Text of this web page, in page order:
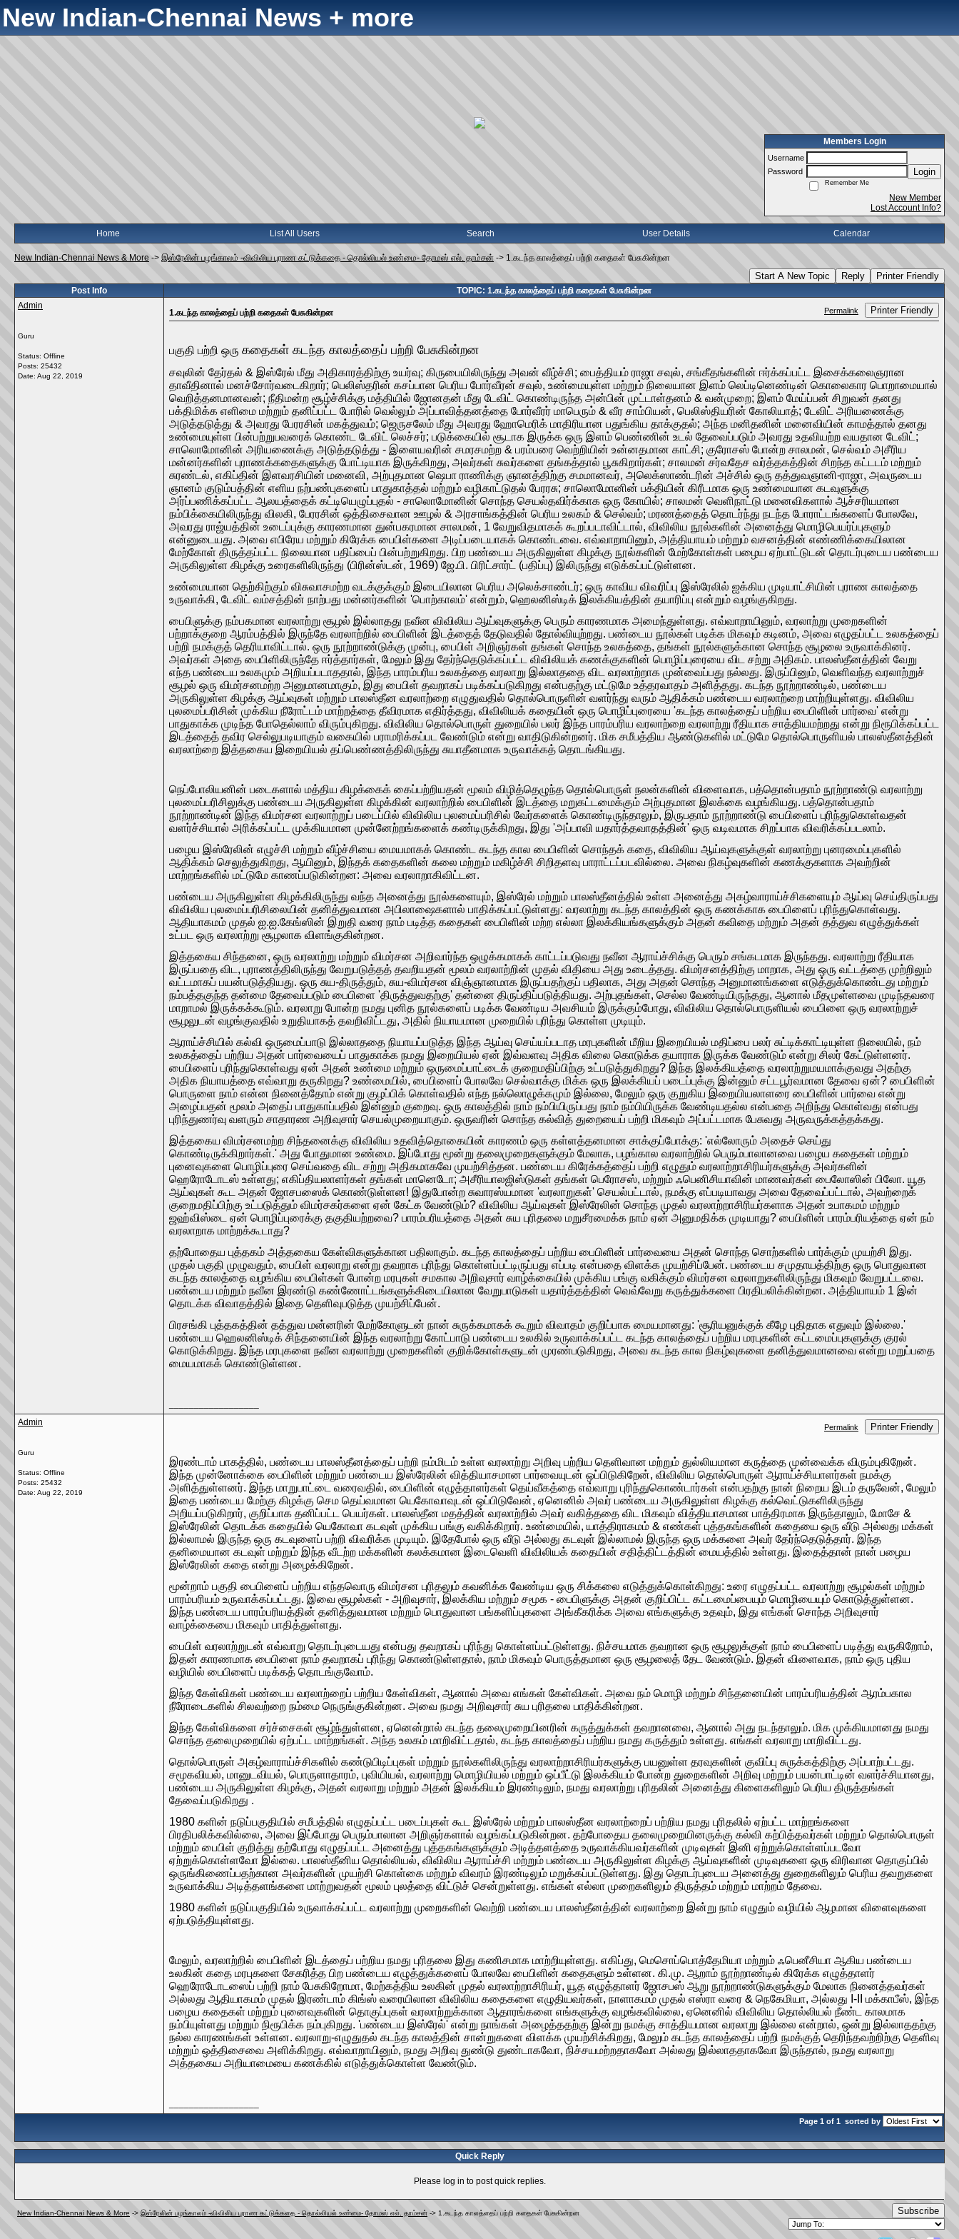
New Indian-Chennai News + more
Members Login
Username
Password
Login
Remember Me
New Member
Lost Account Info?
Home List All Users Search User Details Calendar
New Indian-Chennai News & More -> இஸ்ரேலின் பழங்காலம் -விவிலிய புராண கட்டுக்கதை - தொல்லியல் உண்மை- தோமஸ் எல். தாம்சன் -> 1.கடந்த காலத்தைப் பற்றி கதைகள் பேசுகின்றன
Start A New Topic Reply Printer Friendly
Post Info
TOPIC: 1.கடந்த காலத்தைப் பற்றி கதைகள் பேசுகின்றன
Admin
Guru
Status: Offline
Posts: 25432
Date: Aug 22, 2019
1.கடந்த காலத்தைப் பற்றி கதைகள் பேசுகின்றன Permalink Printer Friendly
பகுதி பற்றி ஒரு கதைகள் கடந்த காலத்தைப் பற்றி பேசுகின்றன
சவுலின் தேர்தல் & இஸ்ரேல் மீது அதிகாரத்திற்கு உயர்வு; கிருபையிலிருந்து அவன் வீழ்ச்சி; பைத்தியம் ராஜா சவுல், சங்கீதங்களின் ஈர்க்கப்பட்ட இசைக்கலைஞரான
தாவீதினால் மனச்சோர்வடைகிறார்; பெலிஸ்தரின் கசப்பான பெரிய போர்வீரன் சவுல், உண்மையுள்ள மற்றும் நிலையான இளம் லெப்டினெண்டின் கொலைகார பொறாமையால்
வெறித்தனமானவன்; நீதிமன்ற சூழ்ச்சிக்கு மத்தியில் ஜோனதன் மீது டேவிட் கொண்டிருந்த அன்பின் முட்டாள்தனம் & வன்முறை; இளம் மேய்ப்பன் சிறுவன் தனது
பக்திமிக்க எளிமை மற்றும் தனிப்பட்ட போரில் வெல்லும் அப்பாவித்தனத்தை போர்வீரர் மாபெரும் & வீர சாம்பியன், பெலிஸ்தியரின் கோலியாத்; டேவிட் அரியணைக்கு
அடுத்தடுத்து & அவரது பேரரசின் மகத்துவம்; ஜெருசலேம் மீது அவரது ஹோமெரிக் மாதிரியான பதுங்கிய தாக்குதல்; அந்த மனிதனின் மனைவியின் காமத்தால் தனது
உண்மையுள்ள பின்பற்றுபவரைக் கொண்ட டேவிட் லெச்சர்; படுக்கையில் சூடாக இருக்க ஒரு இளம் பெண்ணின் உடல் தேவைப்படும் அவரது உதவியற்ற வயதான டேவிட்;
சாலொமோனின் அரியணைக்கு அடுத்தடுத்து - இளையவரின் சமரசமற்ற & பரம்பரை வெற்றியின் உன்னதமான காட்சி; குரோசஸ் போன்ற சாலமன், செல்வம் அசீரிய
மன்னர்களின் புராணக்கதைகளுக்கு போட்டியாக இருக்கிறது, அவர்கள் சுவர்களை தங்கத்தால் பூசுகிறார்கள்; சாலமன் சர்வதேச வர்த்தகத்தின் சிறந்த கட்டடம் மற்றும்
சுரண்டல், எகிப்தின் இளவரசியின் மனைவி, அற்புதமான ஷெபா ராணிக்கு ஞானத்திற்கு சமமானவர், அலெக்ஸாண்டரின் அச்சில் ஒரு தத்துவஞானி-ராஜா, அவருடைய
ஞானம் குடும்பத்தின் எளிய நற்பண்புகளைப் பாதுகாத்தல் மற்றும் வழிகாட்டுதல் பேரரசு; சாலொமோனின் பக்தியின் கிரீடமாக ஒரு உண்மையான கடவுளுக்கு
அர்ப்பணிக்கப்பட்ட ஆலயத்தைக் கட்டியெழுப்புதல் - சாலொமோனின் சொந்த செயல்தவிர்க்காக ஒரு கோயில்; சாலமன் வெளிநாட்டு மனைவிகளால் ஆச்சரியமான
நம்பிக்கையிலிருந்து விலகி, பேரரசின் ஒத்திசைவான ஊழல் & அரசாங்கத்தின் பெரிய உலகம் & செல்வம்; மரணத்தைத் தொடர்ந்து நடந்த போராட்டங்களைப் போலவே,
அவரது ராஜ்யத்தின் உடைப்புக்கு காரணமான துன்பகரமான சாலமன், 1 வேறுவிதமாகக் கூறப்படாவிட்டால், விவிலிய நூல்களின் அனைத்து மொழிபெயர்ப்புகளும்
என்னுடையது. அவை எபிரேய மற்றும் கிரேக்க பைபிள்களை அடிப்படையாகக் கொண்டவை. எவ்வாறாயினும், அத்தியாயம் மற்றும் வசனத்தின் எண்ணிக்கையிலான
மேற்கோள் திருத்தப்பட்ட நிலையான பதிப்பைப் பின்பற்றுகிறது. பிற பண்டைய அருகிலுள்ள கிழக்கு நூல்களின் மேற்கோள்கள் பழைய ஏற்பாட்டுடன் தொடர்புடைய பண்டைய
அருகிலுள்ள கிழக்கு உரைகளிலிருந்து (பிரின்ஸ்டன், 1969) ஜே.பி. பிரிட்சார்ட் (பதிப்பு) இலிருந்து எடுக்கப்பட்டுள்ளன.
உண்மையான தெற்கிற்கும் விசுவாசமற்ற வடக்குக்கும் இடையிலான பெரிய அலெக்சாண்டர்; ஒரு காவிய விவரிப்பு இஸ்ரேலில் ஐக்கிய முடியாட்சியின் புராண காலத்தை
உருவாக்கி, டேவிட் வம்சத்தின் நாற்பது மன்னர்களின் 'பொற்காலம்' என்றும், ஹெலனிஸ்டிக் இலக்கியத்தின் தயாரிப்பு என்றும் வழங்குகிறது.
பைபிளுக்கு நம்பகமான வரலாற்று சூழல் இல்லாதது நவீன விவிலிய ஆய்வுகளுக்கு பெரும் காரணமாக அமைந்துள்ளது. எவ்வாறாயினும், வரலாற்று முறைகளின்
பற்றாக்குறை ஆரம்பத்தில் இருந்தே வரலாற்றில் பைபிளின் இடத்தைத் தேடுவதில் தோல்வியுற்றது. பண்டைய நூல்கள் படிக்க மிகவும் கடினம், அவை எழுதப்பட்ட உலகத்தைப்
பற்றி நமக்குத் தெரியாவிட்டால். ஒரு நூற்றாண்டுக்கு முன்பு, பைபிள் அறிஞர்கள் தங்கள் சொந்த உலகத்தை, தங்கள் நூல்களுக்கான சொந்த சூழலை உருவாக்கினர்.
அவர்கள் அதை பைபிளிலிருந்தே ஈர்த்தார்கள், மேலும் இது தேர்ந்தெடுக்கப்பட்ட விவிலியக் கணக்குகளின் பொழிப்புரையை விட சற்று அதிகம். பாலஸ்தீனத்தின் வேறு
எந்த பண்டைய உலகமும் அறியப்படாததால், இந்த பாரம்பரிய உலகத்தை வரலாறு இல்லாததை விட வரலாற்றாக முன்வைப்பது நல்லது. இருப்பினும், வெளிவந்த வரலாற்றுச்
சூழல் ஒரு விமர்சனமற்ற அனுமானமாகும், இது பைபிள் தவறாகப் படிக்கப்படுகிறது என்பதற்கு மட்டுமே உத்தரவாதம் அளித்தது. கடந்த நூற்றாண்டில், பண்டைய
அருகிலுள்ள கிழக்கு ஆய்வுகள் மற்றும் பாலஸ்தீன வரலாற்றை எழுதுவதில் தொல்பொருளின் வளர்ந்து வரும் ஆதிக்கம் பண்டைய வரலாற்றை மாற்றியுள்ளது. விவிலிய
புலமைப்பரிசின் முக்கிய நீரோட்டம் மாற்றத்தை தீவிரமாக எதிர்த்தது, விவிலியக் கதையின் ஒரு பொழிப்புரையை 'கடந்த காலத்தைப் பற்றிய பைபிளின் பார்வை' என்று
பாதுகாக்க முடிந்த போதெல்லாம் விரும்புகிறது. விவிலிய தொல்பொருள் துறையில் பலர் இந்த பாரம்பரிய வரலாற்றை வரலாற்று ரீதியாக சாத்தியமற்றது என்று நிரூபிக்கப்பட்ட
இடத்தைத் தவிர செல்லுபடியாகும் வகையில் பராமரிக்கப்பட வேண்டும் என்று வாதிடுகின்றனர். மிக சமீபத்திய ஆண்டுகளில் மட்டுமே தொல்பொருளியல் பாலஸ்தீனத்தின்
வரலாற்றை இத்தகைய இறையியல் தப்பெண்ணத்திலிருந்து சுயாதீனமாக உருவாக்கத் தொடங்கியது.
நெப்போலியனின் படைகளால் மத்திய கிழக்கைக் கைப்பற்றியதன் மூலம் விழித்தெழுந்த தொல்பொருள் நலன்களின் விளைவாக, பத்தொன்பதாம் நூற்றாண்டு வரலாற்று
புலமைப்பரிசிலுக்கு பண்டைய அருகிலுள்ள கிழக்கின் வரலாற்றில் பைபிளின் இடத்தை மறுகட்டமைக்கும் அற்புதமான இலக்கை வழங்கியது. பத்தொன்பதாம்
நூற்றாண்டின் இந்த விமர்சன வரலாற்றுப் படைப்பில் விவிலிய புலமைப்பரிசில் வேர்களைக் கொண்டிருந்தாலும், இருபதாம் நூற்றாண்டு பைபிளைப் புரிந்துகொள்வதன்
வளர்ச்சியால் அரிக்கப்பட்ட முக்கியமான முன்னேற்றங்களைக் கண்டிருக்கிறது, இது 'அப்பாவி யதார்த்தவாதத்தின்' ஒரு வடிவமாக சிறப்பாக விவரிக்கப்படலாம்.
பழைய இஸ்ரேலின் எழுச்சி மற்றும் வீழ்ச்சியை மையமாகக் கொண்ட கடந்த கால பைபிளின் சொந்தக் கதை, விவிலிய ஆய்வுகளுக்குள் வரலாற்று புனரமைப்புகளில்
ஆதிக்கம் செலுத்துகிறது, ஆயினும், இந்தக் கதைகளின் கலை மற்றும் மகிழ்ச்சி சிறிதளவு பாராட்டப்படவில்லை. அவை நிகழ்வுகளின் கணக்குகளாக அவற்றின்
மாற்றங்களில் மட்டுமே காணப்படுகின்றன: அவை வரலாறாகிவிட்டன.
பண்டைய அருகிலுள்ள கிழக்கிலிருந்து வந்த அனைத்து நூல்களையும், இஸ்ரேல் மற்றும் பாலஸ்தீனத்தில் உள்ள அனைத்து அகழ்வாராய்ச்சிகளையும் ஆய்வு செய்திருப்பது
விவிலிய புலமைப்பரிசிலையின் தனித்துவமான அபிலாஷைகளால் பாதிக்கப்பட்டுள்ளது: வரலாற்று கடந்த காலத்தின் ஒரு கணக்காக பைபிளைப் புரிந்துகொள்வது.
ஆதியாகமம் முதல் ஐ.ஐ.கேங்ஸின் இறுதி வரை நாம் படித்த கதைகள் பைபிளின் மற்ற எல்லா இலக்கியங்களுக்கும் அதன் கவிதை மற்றும் அதன் தத்துவ எழுத்துக்கள்
உட்பட ஒரு வரலாற்று சூழலாக விளங்குகின்றன.
இத்தகைய சிந்தனை, ஒரு வரலாற்று மற்றும் விமர்சன அறிவார்ந்த ஒழுக்கமாகக் காட்டப்படுவது நவீன ஆராய்ச்சிக்கு பெரும் சங்கடமாக இருந்தது. வரலாற்று ரீதியாக
இருப்பதை விட, புராணத்திலிருந்து வேறுபடுத்தத் தவறியதன் மூலம் வரலாற்றின் முதல் விதியை அது உடைத்தது. விமர்சனத்திற்கு மாறாக, அது ஒரு வட்டத்தை முற்றிலும்
வட்டமாகப் பயன்படுத்தியது. ஒரு சுய-திருத்தும், சுய-விமர்சன விஞ்ஞானமாக இருப்பதற்குப் பதிலாக, அது அதன் சொந்த அனுமானங்களை எடுத்துக்கொண்டது மற்றும்
நம்பத்தகுந்த தன்மை தேவைப்படும் பைபிளை 'திருத்துவதற்கு' தன்னை திருப்திப்படுத்தியது. அற்புதங்கள், செல்ல வேண்டியிருந்தது, ஆனால் மீதமுள்ளவை முடிந்தவரை
மாறாமல் இருக்கக்கூடும். வரலாறு போன்ற நமது புனித நூல்களைப் படிக்க வேண்டிய அவசியம் இருக்கும்போது, ​​விவிலிய தொல்பொருளியல் பைபிளை ஒரு வரலாற்றுச்
சூழலுடன் வழங்குவதில் உறுதியாகத் தவறிவிட்டது, அதில் நியாயமான முறையில் புரிந்து கொள்ள முடியும்.
ஆராய்ச்சியில் கல்வி ஒருமைப்பாடு இல்லாததை நியாயப்படுத்த இந்த ஆய்வு செய்யப்படாத மரபுகளின் மீறிய இறையியல் மதிப்பை பலர் சுட்டிக்காட்டியுள்ள நிலையில், நம்
உலகத்தைப் பற்றிய அதன் பார்வையைப் பாதுகாக்க நமது இறையியல் ஏன் இவ்வளவு அதிக விலை கொடுக்க தயாராக இருக்க வேண்டும் என்று சிலர் கேட்டுள்ளனர்.
பைபிளைப் புரிந்துகொள்வது ஏன் அதன் உண்மை மற்றும் ஒருமைப்பாட்டைக் குறைமதிப்பிற்கு உட்படுத்துகிறது? இந்த இலக்கியத்தை வரலாற்றுமயமாக்குவது அதற்கு
அதிக நியாயத்தை எவ்வாறு தருகிறது? உண்மையில், பைபிளைப் போலவே செல்வாக்கு மிக்க ஒரு இலக்கியப் படைப்புக்கு இன்னும் சட்டபூர்வமான தேவை ஏன்? பைபிளின்
பொருளை நாம் என்ன நினைத்தோம் என்று குழப்பிக் கொள்வதில் எந்த நல்லொழுக்கமும் இல்லை, மேலும் ஒரு குறுகிய இறையியலாளரை பைபிளின் பார்வை என்று
அழைப்பதன் மூலம் அதைப் பாதுகாப்பதில் இன்னும் குறைவு. ஒரு காலத்தில் நாம் நம்பியிருப்பது நாம் நம்பியிருக்க வேண்டியதல்ல என்பதை அறிந்து கொள்வது என்பது
புரிந்துணர்வு வளரும் சாதாரண அறிவுசார் செயல்முறையாகும். ஒருவரின் சொந்த கல்வித் துறையைப் பற்றி மிகவும் அப்பட்டமாக பேசுவது அருவருக்கத்தக்கது.
இத்தகைய விமர்சனமற்ற சிந்தனைக்கு விவிலிய உதவித்தொகையின் காரணம் ஒரு கள்ளத்தனமான சாக்குப்போக்கு: 'எல்லோரும் அதைச் செய்து
கொண்டிருக்கிறார்கள்.' அது போதுமான உண்மை. இப்போது மூன்று தலைமுறைகளுக்கும் மேலாக, பழங்கால வரலாற்றில் பெரும்பாலானவை பழைய கதைகள் மற்றும்
புனைவுகளை பொழிப்புரை செய்வதை விட சற்று அதிகமாகவே முயற்சித்தன. பண்டைய கிரேக்கத்தைப் பற்றி எழுதும் வரலாற்றாசிரியர்களுக்கு அவர்களின்
ஹெரோடோடஸ் உள்ளது; எகிப்தியலாளர்கள் தங்கள் மானெடோ; அசீரியாலஜிஸ்டுகள் தங்கள் பெரோசஸ், மற்றும் ஃபெனிசியாவின் மாணவர்கள் பைலோஸின் பிலோ. யூத
ஆய்வுகள் கூட அதன் ஜோசபஸைக் கொண்டுள்ளன! இதுபோன்ற சுவாரஸ்யமான 'வரலாறுகள்' செயல்பட்டால், நமக்கு எப்படியாவது அவை தேவைப்பட்டால், அவற்றைக்
குறைமதிப்பிற்கு உட்படுத்தும் விமர்சகர்களை ஏன் கேட்க வேண்டும்? விவிலிய ஆய்வுகள் இஸ்ரேலின் சொந்த முதல் வரலாற்றாசிரியர்களாக அதன் உபாகமம் மற்றும்
ஜஹ்விஸ்டை ஏன் பொழிப்புரைக்கு தகுதியற்றவை? பாரம்பரியத்தை அதன் சுய புரிதலை மறுசீரமைக்க நாம் ஏன் அனுமதிக்க முடியாது? பைபிளின் பாரம்பரியத்தை ஏன் நம்
வரலாறாக மாற்றக்கூடாது?
தற்போதைய புத்தகம் அத்தகைய கேள்விகளுக்கான பதிலாகும். கடந்த காலத்தைப் பற்றிய பைபிளின் பார்வையை அதன் சொந்த சொற்களில் பார்க்கும் முயற்சி இது.
முதல் பகுதி முழுவதும், பைபிள் வரலாறு என்று தவறாக புரிந்து கொள்ளப்பட்டிருப்பது எப்படி என்பதை விளக்க முயற்சிப்பேன். பண்டைய சமுதாயத்திற்கு ஒரு பொதுவான
கடந்த காலத்தை வழங்கிய பைபிள்கள் போன்ற மரபுகள் சமகால அறிவுசார் வாழ்க்கையில் முக்கிய பங்கு வகிக்கும் விமர்சன வரலாறுகளிலிருந்து மிகவும் வேறுபட்டவை.
பண்டைய மற்றும் நவீன இரண்டு கண்ணோட்டங்களுக்கிடையிலான வேறுபாடுகள் யதார்த்தத்தின் வெவ்வேறு கருத்துக்களை பிரதிபலிக்கின்றன. அத்தியாயம் 1 இன்
தொடக்க விவாதத்தில் இதை தெளிவுபடுத்த முயற்சிப்பேன்.
பிரசங்கி புத்தகத்தின் தத்துவ மன்னரின் மேற்கோளுடன் நான் சுருக்கமாகக் கூறும் விவாதம் குறிப்பாக மையமானது: 'சூரியனுக்குக் கீழே புதிதாக எதுவும் இல்லை.'
பண்டைய ஹெலனிஸ்டிக் சிந்தனையின் இந்த வரலாற்று கோட்பாடு பண்டைய உலகில் உருவாக்கப்பட்ட கடந்த காலத்தைப் பற்றிய மரபுகளின் கட்டமைப்புகளுக்கு குரல்
கொடுக்கிறது. இந்த மரபுகளை நவீன வரலாற்று முறைகளின் குறிக்கோள்களுடன் முரண்படுகிறது, அவை கடந்த கால நிகழ்வுகளை தனித்துவமானவை என்று மறுப்பதை
மையமாகக் கொண்டுள்ளன.
Admin
Guru
Status: Offline
Posts: 25432
Date: Aug 22, 2019
Permalink Printer Friendly
இரண்டாம் பாகத்தில், பண்டைய பாலஸ்தீனத்தைப் பற்றி நம்மிடம் உள்ள வரலாற்று அறிவு பற்றிய தெளிவான மற்றும் துல்லியமான கருத்தை முன்வைக்க விரும்புகிறேன்.
இந்த முன்னோக்கை பைபிளின் மற்றும் பண்டைய இஸ்ரேலின் வித்தியாசமான பார்வையுடன் ஒப்பிடுகிறேன், விவிலிய தொல்பொருள் ஆராய்ச்சியாளர்கள் நமக்கு
அளித்துள்ளனர். இந்த மாறுபாட்டை வரைவதில், பைபிளின் எழுத்தாளர்கள் தெய்வீகத்தை எவ்வாறு புரிந்துகொண்டார்கள் என்பதற்கு நான் நிறைய இடம் தருவேன், மேலும்
இதை பண்டைய மேற்கு கிழக்கு செம தெய்வமான யெகோவாவுடன் ஒப்பிடுவேன், ஏனெனில் அவர் பண்டைய அருகிலுள்ள கிழக்கு கல்வெட்டுகளிலிருந்து
அறியப்படுகிறார், குறிப்பாக தனிப்பட்ட பெயர்கள். பாலஸ்தீன மதத்தின் வரலாற்றில் அவர் வகித்ததை விட மிகவும் வித்தியாசமான பாத்திரமாக இருந்தாலும், மோசே &
இஸ்ரேலின் தொடக்க கதையில் யெகோவா கடவுள் முக்கிய பங்கு வகிக்கிறார். உண்மையில், யாத்திராகமம் & எண்கள் புத்தகங்களின் கதையை ஒரு வீடு அல்லது மக்கள்
இல்லாமல் இருந்த ஒரு கடவுளைப் பற்றி விவரிக்க முடியும். இதேபோல் ஒரு வீடு அல்லது கடவுள் இல்லாமல் இருந்த ஒரு மக்களை அவர் தேர்ந்தெடுத்தார். இந்த
தனிமையான கடவுள் மற்றும் இந்த வீடற்ற மக்களின் கலக்கமான இடைவெளி விவிலியக் கதையின் சதித்திட்டத்தின் மையத்தில் உள்ளது. இதைத்தான் நான் பழைய
இஸ்ரேலின் கதை என்று அழைக்கிறேன்.
மூன்றாம் பகுதி பைபிளைப் பற்றிய எந்தவொரு விமர்சன புரிதலும் கவனிக்க வேண்டிய ஒரு சிக்கலை எடுத்துக்கொள்கிறது: உரை எழுதப்பட்ட வரலாற்று சூழல்கள் மற்றும்
பாரம்பரியம் உருவாக்கப்பட்டது. இவை சூழல்கள் - அறிவுசார், இலக்கிய மற்றும் சமூக - பைபிளுக்கு அதன் குறிப்பிட்ட கட்டமைப்பையும் மொழியையும் கொடுத்துள்ளன.
இந்த பண்டைய பாரம்பரியத்தின் தனித்துவமான மற்றும் பொதுவான பங்களிப்புகளை அங்கீகரிக்க அவை எங்களுக்கு உதவும், இது எங்கள் சொந்த அறிவுசார்
வாழ்க்கையை மிகவும் பாதித்துள்ளது.
பைபிள் வரலாற்றுடன் எவ்வாறு தொடர்புடையது என்பது தவறாகப் புரிந்து கொள்ளப்பட்டுள்ளது. நிச்சயமாக தவறான ஒரு சூழலுக்குள் நாம் பைபிளைப் படித்து வருகிறோம்,
இதன் காரணமாக பைபிளை நாம் தவறாகப் புரிந்து கொண்டுள்ளதால், நாம் மிகவும் பொருத்தமான ஒரு சூழலைத் தேட வேண்டும். இதன் விளைவாக, நாம் ஒரு புதிய
வழியில் பைபிளைப் படிக்கத் தொடங்குவோம்.
இந்த கேள்விகள் பண்டைய வரலாற்றைப் பற்றிய கேள்விகள், ஆனால் அவை எங்கள் கேள்விகள். அவை நம் மொழி மற்றும் சிந்தனையின் பாரம்பரியத்தின் ஆரம்பகால
நீரோடைகளில் சிலவற்றை நம்மை நெருங்குகின்றன. அவை நமது அறிவுசார் சுய புரிதலை பாதிக்கின்றன.
இந்த கேள்விகளை சர்ச்சைகள் சூழ்ந்துள்ளன, ஏனென்றால் கடந்த தலைமுறையினரின் கருத்துக்கள் தவறானவை, ஆனால் அது நடந்தாலும். மிக முக்கியமானது நமது
சொந்த தலைமுறையில் ஏற்பட்ட மாற்றங்கள். அந்த உலகம் மாறிவிட்டதால், கடந்த காலத்தைப் பற்றிய நமது கருத்தும் உள்ளது. எங்கள் வரலாறு மாறிவிட்டது.
தொல்பொருள் அகழ்வாராய்ச்சிகளில் கண்டுபிடிப்புகள் மற்றும் நூல்களிலிருந்து வரலாற்றாசிரியர்களுக்கு பயனுள்ள தரவுகளின் குவிப்பு சுருக்கத்திற்கு அப்பாற்பட்டது.
சமூகவியல், மானுடவியல், பொருளாதாரம், புவியியல், வரலாற்று மொழியியல் மற்றும் ஒப்பீட்டு இலக்கியம் போன்ற துறைகளின் அறிவு மற்றும் பயன்பாட்டின் வளர்ச்சியானது,
பண்டைய அருகிலுள்ள கிழக்கு, அதன் வரலாறு மற்றும் அதன் இலக்கியம் இரண்டிலும், நமது வரலாற்று புரிதலின் அனைத்து கிளைகளிலும் பெரிய திருத்தங்கள்
தேவைப்படுகிறது .
1980 களின் நடுப்பகுதியில் சமீபத்தில் எழுதப்பட்ட படைப்புகள் கூட இஸ்ரேல் மற்றும் பாலஸ்தீன வரலாற்றைப் பற்றிய நமது புரிதலில் ஏற்பட்ட மாற்றங்களை
பிரதிபலிக்கவில்லை, அவை இப்போது பெரும்பாலான அறிஞர்களால் வழங்கப்படுகின்றன. தற்போதைய தலைமுறையினருக்கு கல்வி கற்பித்தவர்கள் மற்றும் தொல்பொருள்
மற்றும் பைபிள் குறித்து தற்போது எழுதப்பட்ட அனைத்து புத்தகங்களுக்கும் அடித்தளத்தை உருவாக்கியவர்களின் முடிவுகள் இனி ஏற்றுக்கொள்ளப்படவோ
ஏற்றுக்கொள்ளவோ ​​இல்லை. பாலஸ்தீனிய தொல்லியல், விவிலிய ஆராய்ச்சி மற்றும் பண்டைய அருகிலுள்ள கிழக்கு ஆய்வுகளின் முடிவுகளை ஒரு விரிவான தொகுப்பில்
ஒருங்கிணைப்பதற்கான அவர்களின் முயற்சி கொள்கை மற்றும் விவரம் இரண்டிலும் மறுக்கப்பட்டுள்ளது. இது தொடர்புடைய அனைத்து துறைகளிலும் பெரிய தவறுகளை
உருவாக்கிய அடித்தளங்களை மாற்றுவதன் மூலம் புலத்தை விட்டுச் சென்றுள்ளது. எங்கள் எல்லா முறைகளிலும் திருத்தம் மற்றும் மாற்றம் தேவை.
1980 களின் நடுப்பகுதியில் உருவாக்கப்பட்ட வரலாற்று முறைகளின் வெற்றி பண்டைய பாலஸ்தீனத்தின் வரலாற்றை இன்று நாம் எழுதும் வழியில் ஆழமான விளைவுகளை
ஏற்படுத்தியுள்ளது.
மேலும், வரலாற்றில் பைபிளின் இடத்தைப் பற்றிய நமது புரிதலை இது கணிசமாக மாற்றியுள்ளது. எகிப்து, மெசொப்பொத்தேமியா மற்றும் ஃபெனீசியா ஆகிய பண்டைய
உலகின் கதை மரபுகளை சேகரித்த பிற பண்டைய எழுத்துக்களைப் போலவே பைபிளின் கதைகளும் உள்ளன. கி.மு. ஆறாம் நூற்றாண்டில் கிரேக்க எழுத்தாளர்
ஹெரோடோடஸைப் பற்றி நாம் பேசுகிறோமா, மேற்கத்திய உலகின் முதல் வரலாற்றாசிரியர், யூத எழுத்தாளர் ஜோசபஸ் ஆறு நூற்றாண்டுகளுக்கும் மேலாக நினைத்தவர்கள்
அல்லது ஆதியாகமம் முதல் இரண்டாம் கிங்ஸ் வரையிலான விவிலிய கதைகளை எழுதியவர்கள், நாளாகமம் முதல் எஸ்ரா வரை & நெகேமியா, அல்லது I-II மக்காபீஸ், இந்த
பழைய கதைகள் மற்றும் புனைவுகளின் தொகுப்புகள் வரலாற்றுக்கான ஆதாரங்களை எங்களுக்கு வழங்கவில்லை, ஏனெனில் விவிலிய தொல்லியல் நீண்ட காலமாக
நம்பியுள்ளது மற்றும் நிரூபிக்க நம்புகிறது. 'பண்டைய இஸ்ரேல்' என்று நாங்கள் அழைத்ததற்கு இன்று நமக்கு சாத்தியமான வரலாறு இல்லை என்றால், ஒன்று இல்லாததற்கு
நல்ல காரணங்கள் உள்ளன. வரலாறு-எழுதுதல் கடந்த காலத்தின் சான்றுகளை விளக்க முயற்சிக்கிறது, மேலும் கடந்த காலத்தைப் பற்றி நமக்குத் தெரிந்தவற்றிற்கு தெளிவு
மற்றும் ஒத்திசைவை அளிக்கிறது. எவ்வாறாயினும், நமது அறிவு துண்டு துண்டாகவோ, நிச்சயமற்றதாகவோ அல்லது இல்லாததாகவோ இருந்தால், நமது வரலாறு
அத்தகைய அறியாமையை கணக்கில் எடுத்துக்கொள்ள வேண்டும்.
Page 1 of 1 sorted by
Quick Reply
Please log in to post quick replies.
New Indian-Chennai News & More -> இஸ்ரேலின் பழங்காலம் -விவிலிய புராண கட்டுக்கதை - தொல்லியல் உண்மை- தோமஸ் எல். தாம்சன் -> 1.கடந்த காலத்தைப் பற்றி கதைகள் பேசுகின்றன Subscribe